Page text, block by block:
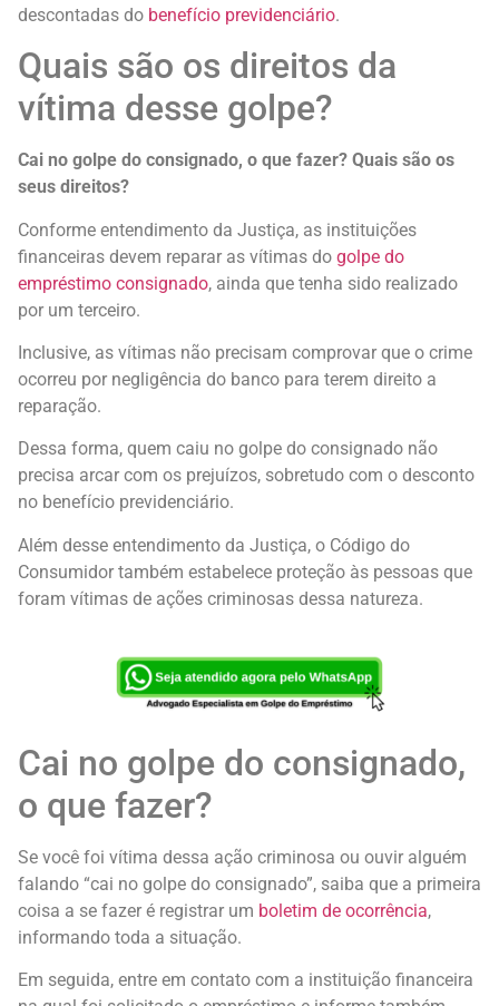
descontadas do benefício previdenciário.
Quais são os direitos da
vítima desse golpe?
Cai no golpe do consignado, o que fazer? Quais são os
seus direitos?
Conforme entendimento da Justiça, as instituições
financeiras devem reparar as vítimas do golpe do
empréstimo consignado, ainda que tenha sido realizado
por um terceiro.
Inclusive, as vítimas não precisam comprovar que o crime
ocorreu por negligência do banco para terem direito a
reparação.
Dessa forma, quem caiu no golpe do consignado não
precisa arcar com os prejuízos, sobretudo com o desconto
no benefício previdenciário.
Além desse entendimento da Justiça, o Código do
Consumidor também estabelece proteção às pessoas que
foram vítimas de ações criminosas dessa natureza.
Cai no golpe do consignado,
o que fazer?
Se você foi vítima dessa ação criminosa ou ouvir alguém
falando “cai no golpe do consignado”, saiba que a primeira
coisa a se fazer é registrar um boletim de ocorrência,
informando toda a situação.
Em seguida, entre em contato com a instituição financeira